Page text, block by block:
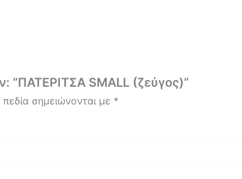
“ΠΑΤΕΡΙΤΣΑ SMALL (ζεύγος)”
σημειώνονται με *